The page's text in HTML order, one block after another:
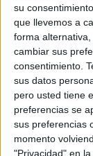
su
que llevemos a
forma
cambiar sus
consentimiento.
sus datos
pero usted tiene
preferencias se
sus preferencias
momento
"Privacidad" en
la